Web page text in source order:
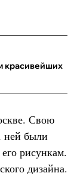
красивейших
Свою
ней были
рисункам.
дизайна.